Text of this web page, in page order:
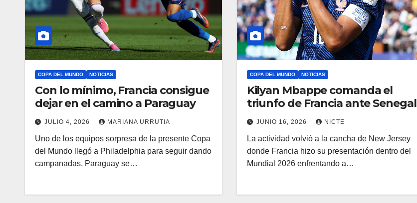
COPA DEL MUNDO NOTICIAS
Con lo mínimo, Francia consigue
dejar en el camino a Paraguay
JULIO 4, 2026 MARIANA URRUTIA
Uno de los equipos sorpresa de la presente Copa
del Mundo llegó a Philadelphia para seguir dando
campanadas, Paraguay se…
COPA DEL MUNDO NOTICIAS
Kilyan Mbappe comanda el
triunfo de Francia ante Senegal
JUNIO 16, 2026 NICTE
La actividad volvió a la cancha de New Jersey
donde Francia hizo su presentación dentro del
Mundial 2026 enfrentando a…